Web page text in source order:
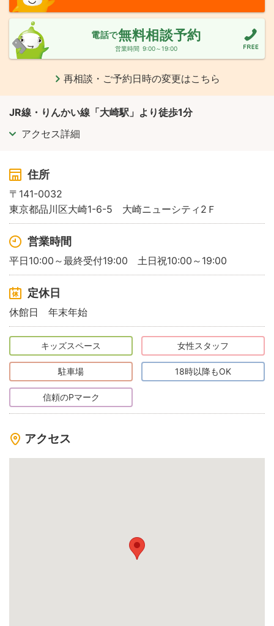
電話で無料相談予約
営業時間 9:00～19:00
再相談・ご予約日時の変更はこちら
JR線・りんかい線「大崎駅」より徒歩1分
アクセス詳細
住所
〒141-0032
東京都品川区大崎1-6-5 大崎ニューシティ2Ｆ
営業時間
平日10:00～最終受付19:00 土日祝10:00～19:00
定休日
休館日 年末年始
キッズスペース 女性スタッフ
駐車場 18時以降もOK
信頼のPマーク
アクセス